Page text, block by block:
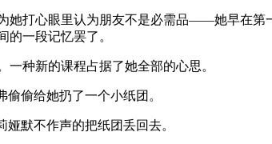
她打心眼里认为朋友不是必需品——她早在
的一段记忆罢了。
种新的课程占据了她全部的心思。
偷给她扔了一个小纸团。
默不作声的把纸团丢回去。